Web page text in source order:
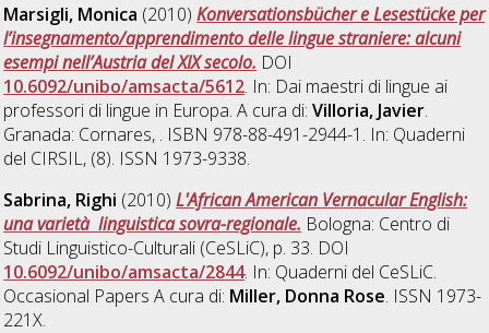
Marsigli, Monica (2010)Konversationsbücher e Lesestücke per
l’insegnamento/apprendimento delle lingue straniere: alcuni
esempi nell’Austria del XIX secolo. DOI
10.6092/unibo/amsacta/5612. In: Dai maestri di lingue ai
professori di lingue in Europa. A cura di:Villoria, Javier.
Granada: Cornares, . ISBN 978-88-491-2944-1. In: Quaderni
del CIRSIL, (8). ISSN 1973-9338.
Sabrina, Righi (2010)L'African American Vernacular English:
una varietà linguistica sovra-regionale. Bologna: Centro di
Studi Linguistico-Culturali (CeSLiC), p. 33. DOI
10.6092/unibo/amsacta/2844. In: Quaderni del CeSLiC.
Occasional Papers A cura di: Miller, Donna Rose. ISSN 1973-
221X.